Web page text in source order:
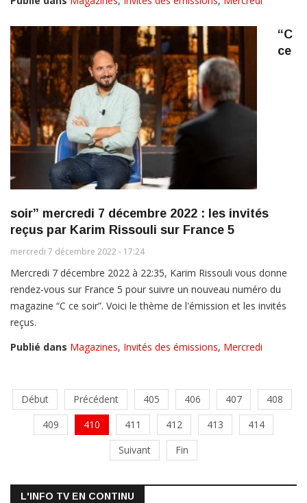
“C
ce
soir” mercredi 7 décembre 2022 : les invités
reçus par Karim Rissouli sur France 5
mercredi 7 décembre 2022 - 17:24
Mercredi 7 décembre 2022 à 22:35, Karim Rissouli vous donne
rendez-vous sur France 5 pour suivre un nouveau numéro du
magazine “C ce soir”. Voici le thème de l'émission et les invités
reçus.
Publié dans Magazines, Invités des émissions, Mercredi
Début Précédent 405 406 407
408
409
410 411 412 413
414
Suivant
Fin
L'INFO TV EN CONTINU